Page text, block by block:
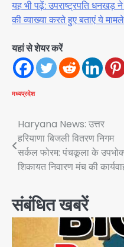
यह भी पढ़ें: उपराष्ट्रपति धनखड़
की व्याख्या करते हुए बताएं ये मामले
यहां से शेयर करें
मध्यप्रदेश
Post
navigation
Haryana News: उत्तर
हरियाणा बिजली वितरण निगम
सर्कल फोरम: पंचकूला के
शिकायत निवारण मंच की
संबंधित खबरें